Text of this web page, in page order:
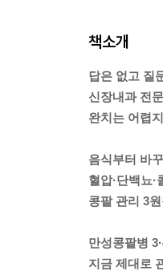
책소개
답은 없고 질
신장내과 전
완치는 어렵
음식부터 바
혈압·단백뇨
콩팥 관리 3원
만성콩팥병
지금 제대로